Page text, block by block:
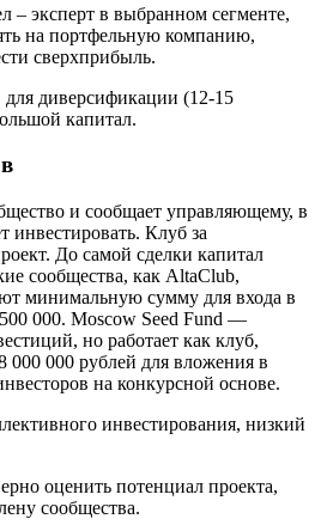
– эксперт в выбранном сегменте,
на портфельную компанию,
сверхприбыль.
диверсификации (12-15
капитал.
и сообщает управляющему, в
инвестировать. Клуб за
До самой сделки капитал
сообщества, как AltaClub,
минимальную сумму для входа в
000. Moscow Seed Fund —
но работает как клуб,
000 000 рублей для вложения в
на конкурсной основе.
инвестирования, низкий
оценить потенциал проекта,
сообщества.